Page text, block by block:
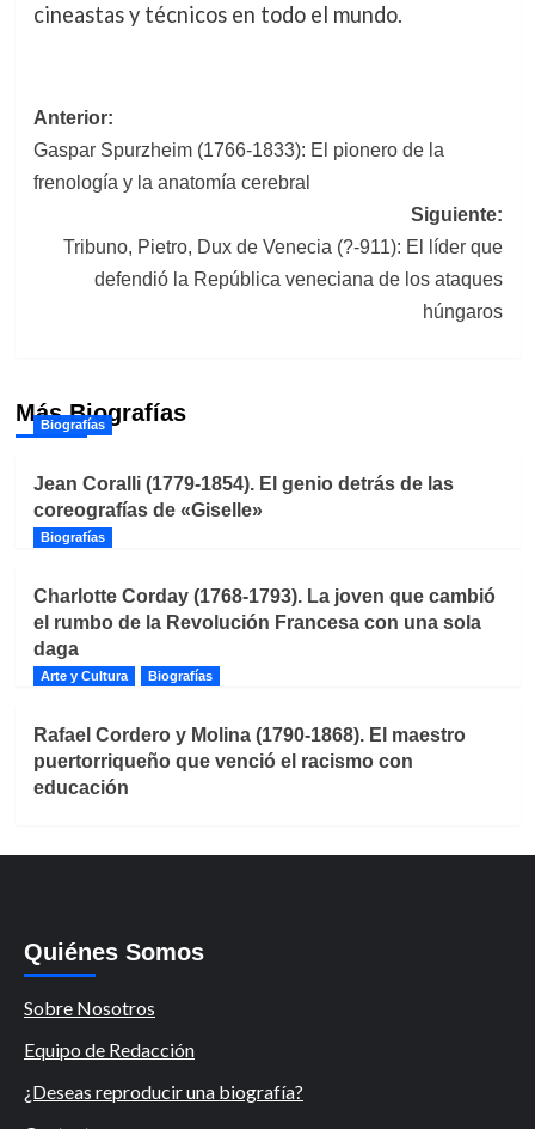
cineastas y técnicos en todo el mundo.
Navegación
de
Anterior:
Gaspar Spurzheim (1766-1833): El pionero de la
frenología y la anatomía cerebral
Siguiente:
Tribuno, Pietro, Dux de Venecia (?-911): El líder que
defendió la República veneciana de los ataques
húngaros
Más Biografías
Biografías
Jean Coralli (1779-1854). El genio detrás de las
coreografías de «Giselle»
Biografías
Charlotte Corday (1768-1793). La joven que cambió
el rumbo de la Revolución Francesa con una sola
daga
Arte y Cultura Biografías
Rafael Cordero y Molina (1790-1868). El maestro
puertorriqueño que venció el racismo con
educación
Quiénes Somos
Sobre Nosotros
Equipo de Redacción
¿Deseas reproducir una biografía?